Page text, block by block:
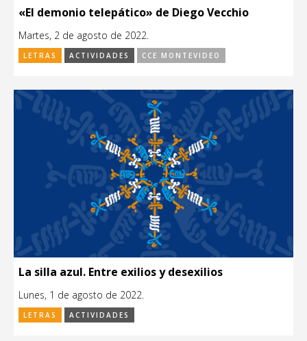
«El demonio telepático» de Diego Vecchio
Martes, 2 de agosto de 2022.
LETRAS ACTIVIDADES CCE MONTEVIDEO
La silla azul. Entre exilios y desexilios
Lunes, 1 de agosto de 2022.
LETRAS ACTIVIDADES